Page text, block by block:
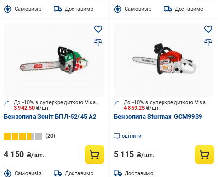
Cамовивіз Доставимо Cамовивіз Доставимо
3 942.50 ₴/шт.
До -10% з суперкредиткою Visa Вигода
Бензопила Зеніт БПЛ-52/45 А2
20
4 150 ₴/шт.
Cамовивіз Доставимо
4 859.25 ₴/шт.
До -10% з суперкредиткою Visa Вигода
Бензопила Sturmax GCM9939
оцінити
5 115 ₴/шт.
Доставимо